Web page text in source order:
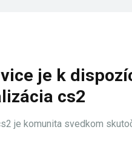
je k
cs2
je komunita svedkom